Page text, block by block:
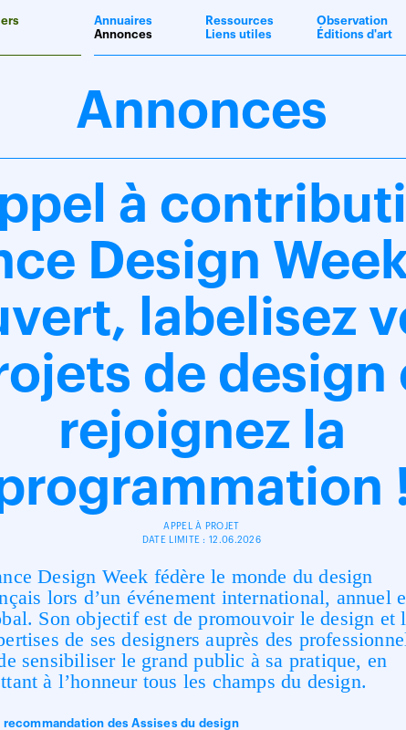
Annuaires
Annonces
Ressources
Liens utiles
Observation
Éditions d'art
Annonces
à
Design
labelisez
de design
rejoignez la
APPEL À PROJET
DATE LIMITE : 12.06.2026
Design Week fédère le monde du design
lors d’un événement international, annuel
Son objectif est de promouvoir le design et
de ses designers auprès des
sensibiliser le grand public à sa pratique, en
à l’honneur tous les champs du design.
recommandation des Assises du design